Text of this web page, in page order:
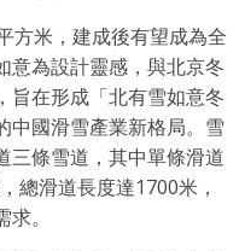
方米，建成後有望成為全
意為設計靈感，與北京冬
旨在形成「北有雪如意冬
中國滑雪產業新格局。雪
三條雪道，其中單條滑道
總滑道長度達1700米，
。